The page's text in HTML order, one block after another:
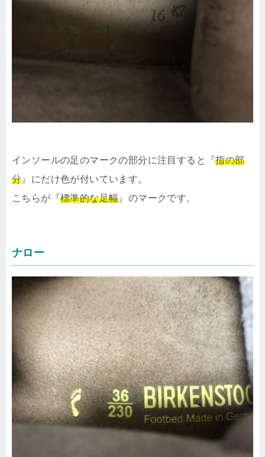
インソールの足のマークの部分に注目すると『指の部
分 』にだけ色が付いています。
こちらが『標準的な足幅 』のマークです。
ナロー